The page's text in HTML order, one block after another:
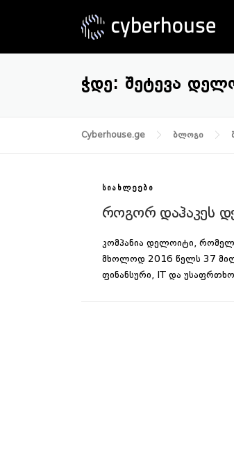
ᲭᲓᲔ: ᲨᲔᲢᲔᲕᲐ
Cyberhouse.ge ბლოგი
ᲡᲘᲐᲮᲚᲔᲔᲑᲘ
როგორ დაჰაკეს
კომპანია დელოიტი,
მხოლოდ 2016 წელს 37
ფინანსური, IT და